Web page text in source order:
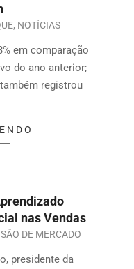
, NOTÍCIAS
em comparação
do ano anterior;
registrou
nas Vendas
DE MERCADO
presidente da